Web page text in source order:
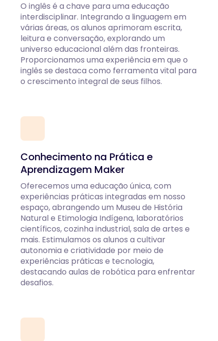
O inglês é a chave para uma educação
interdisciplinar. Integrando a linguagem em
várias áreas, os alunos aprimoram escrita,
leitura e conversação, explorando um
universo educacional além das fronteiras.
Proporcionamos uma experiência em que o
inglês se destaca como ferramenta vital para
o crescimento integral de seus filhos.
Conhecimento na Prática e
Aprendizagem Maker
Oferecemos uma educação única, com
experiências práticas integradas em nosso
espaço, abrangendo um Museu de História
Natural e Etimologia Indígena, laboratórios
científicos, cozinha industrial, sala de artes e
mais. Estimulamos os alunos a cultivar
autonomia e criatividade por meio de
experiências práticas e tecnologia,
destacando aulas de robótica para enfrentar
desafios.